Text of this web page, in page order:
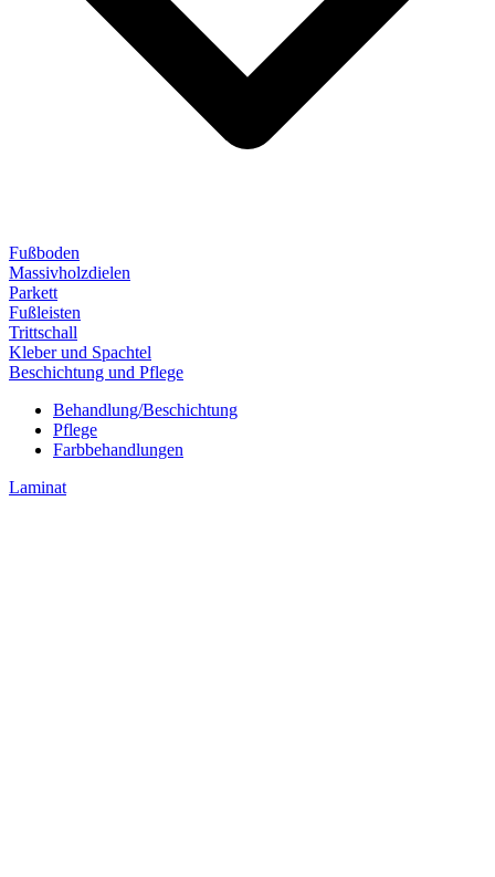
Fußboden
Massivholzdielen
Parkett
Fußleisten
Trittschall
Kleber und Spachtel
Beschichtung und Pflege
Behandlung/Beschichtung
Pflege
Farbbehandlungen
Laminat